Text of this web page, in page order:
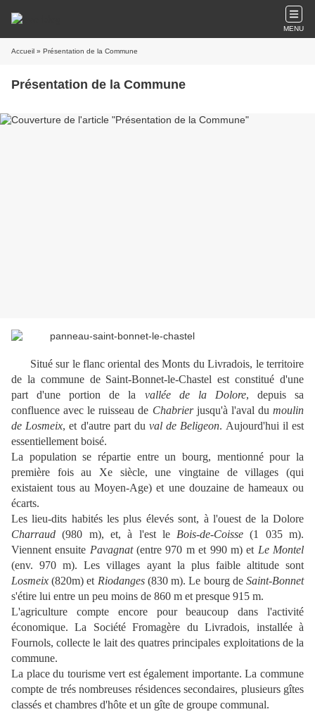
MENU
Accueil » Présentation de la Commune
Présentation de la Commune
Situé sur le flanc oriental des Monts du Livradois, le territoire
de la commune de Saint-Bonnet-le-Chastel est constitué d'une
part d'une portion de la
vallée de la Dolore, depuis sa
confluence avec le ruisseau de Chabrier jusqu'à l'aval du moulin
de Losmeix, et d'autre part du val de Beligeon. Aujourd'hui il est
essentiellement boisé.
La population se répartie entre un bourg, mentionné pour la
première fois au Xe siècle, une vingtaine de villages (qui
existaient tous au Moyen-Age) et une douzaine de hameaux ou
écarts.
Les lieu-dits habités les plus élevés sont, à l'ouest de la Dolore
Charraud (980 m), et, à l'est le Bois-de-Coisse (1 035 m).
Viennent ensuite Pavagnat(entre 970 m et 990 m) et Le Montel
(env. 970 m). Les villages ayant la plus faible altitude sont
Losmeix (820m) et Riodanges(830 m). Le bourg deSaint-Bonnet
s'étire lui entre un peu moins de 860 m et presque 915 m.
L'agriculture compte encore pour beaucoup dans l'activité
économique. La Société Fromagère du Livradois, installée à
Fournols, collecte le lait des quatres principales exploitations de la
commune.
La place du tourisme vert est également importante. La commune
compte de trés nombreuses résidences secondaires, plusieurs gîtes
classés et chambres d'hôte et un gîte de groupe communal.